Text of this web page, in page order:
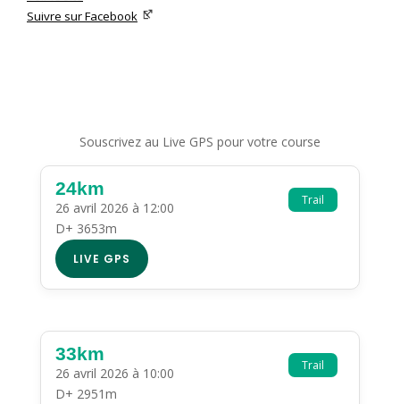
Suivre sur Facebook
Souscrivez au Live GPS pour votre course
Trail
24km
26 avril 2026 à 12:00
D+ 3653m
LIVE GPS
Trail
33km
26 avril 2026 à 10:00
D+ 2951m